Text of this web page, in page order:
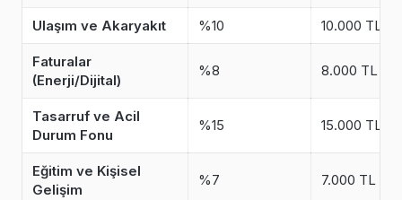
Ulaşım ve Akaryakıt %10 10.000 TL
Faturalar
(Enerji/Dijital)
%8 8.000 TL
Tasarruf ve Acil
Durum Fonu
%15 15.000 TL
Eğitim ve Kişisel
Gelişim
%7 7.000 TL